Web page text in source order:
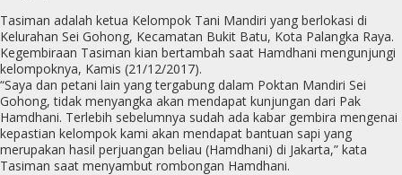
Tasiman adalah ketua Kelompok Tani Mandiri yang berlokasi di
Kelurahan Sei Gohong, Kecamatan Bukit Batu, Kota Palangka Raya.
Kegembiraan Tasiman kian bertambah saat Hamdhani mengunjungi
kelompoknya, Kamis (21/12/2017).
“Saya dan petani lain yang tergabung dalam Poktan Mandiri Sei
Gohong, tidak menyangka akan mendapat kunjungan dari Pak
Hamdhani. Terlebih sebelumnya sudah ada kabar gembira mengenai
kepastian kelompok kami akan mendapat bantuan sapi yang
merupakan hasil perjuangan beliau (Hamdhani) di Jakarta,” kata
Tasiman saat menyambut rombongan Hamdhani.